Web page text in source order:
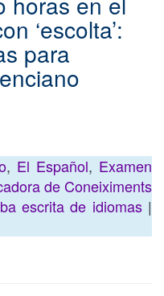
‘escolta’:
para
, El Español, Examen
de Coneiximents
escrita de idiomas|